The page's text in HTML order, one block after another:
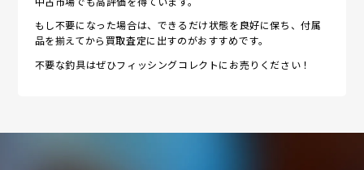
もし不要になった場合は、できるだけ状態を良好に保ち、付属
品を揃えてから買取査定に出すのがおすすめです。
不要な釣具はぜひフィッシングコレクトにお売りください！